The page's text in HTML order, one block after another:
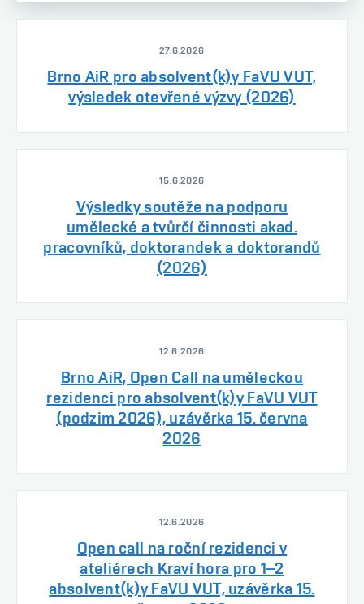
27.6.2026
Brno AiR pro absolvent(k)y FaVU VUT,
výsledek otevřené výzvy (2026)
15.6.2026
Výsledky soutěže na podporu
umělecké a tvůrčí činnosti akad.
pracovníků, doktorandek a doktorandů
(2026)
12.6.2026
Brno AiR, Open Call na uměleckou
rezidenci pro absolvent(k)y FaVU VUT
(podzim 2026), uzávěrka 15. června
2026
12.6.2026
Open call na roční rezidenci v
ateliérech Kraví hora pro 1–2
absolvent(k)y FaVU VUT, uzávěrka 15.